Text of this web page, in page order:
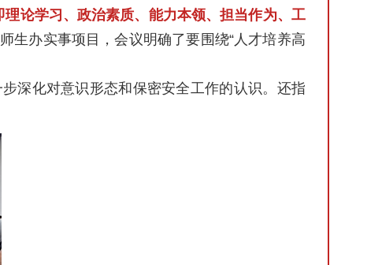
论学习、政治素质、能力本领、担当作为、工
生办实事项目，会议明确了要围绕“人才培养高
深化对意识形态和保密安全工作的认识。还指